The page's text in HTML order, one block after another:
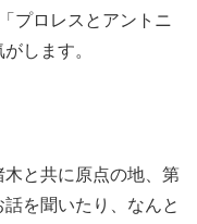
プロレスとアントニ
します。
木と共に原点の地、第
を聞いたり、なんと